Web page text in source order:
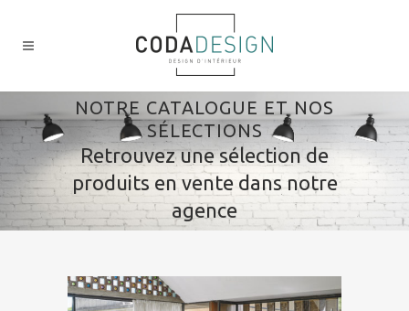
NOTRE CATALOGUE ET NOS
SÉLECTIONS
Retrouvez une sélection de
produits en vente dans notre
agence